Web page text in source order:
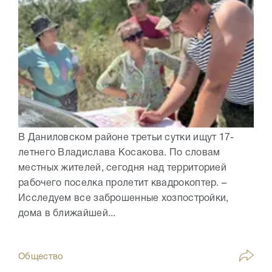
В Даниловском районе третьи сутки ищут 17-
летнего Владислава Косакова. По словам
местных жителей, сегодня над территорией
рабочего поселка пролетит квадрокоптер. –
Исследуем все заброшенные хозпостройки,
дома в ближайшей...
Общество